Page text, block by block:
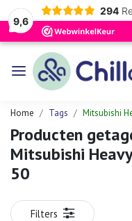
9,6
294
Home Tags Mitsubishi
Producten
Mitsubishi
50
Filters